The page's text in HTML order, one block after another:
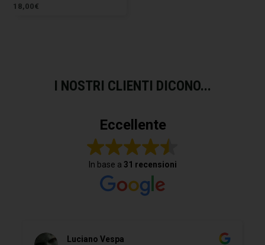
18,00€
I NOSTRI CLIENTI DICONO...
Eccellente
In base a 31 recensioni
Luciano Vespa